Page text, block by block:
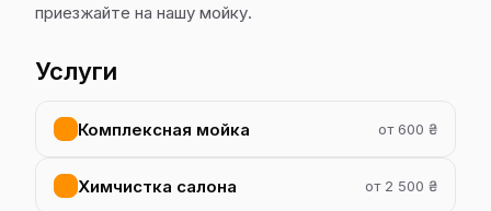
приезжайте на нашу мойку.
Услуги
Комплексная мойка от 600 ₴
Химчистка салона от 2 500 ₴